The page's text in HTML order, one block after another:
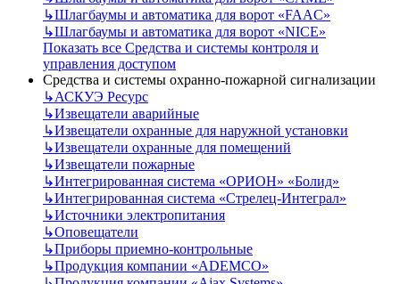
↳Шлагбаумы и автоматика для ворот «FAAC»
↳Шлагбаумы и автоматика для ворот «NICE»
Показать все Средства и системы контроля и
управления доступом
Средства и системы охранно-пожарной сигнализации
↳АСКУЭ Ресурс
↳Извещатели аварийные
↳Извещатели охранные для наружной установки
↳Извещатели охранные для помещений
↳Извещатели пожарные
↳Интегрированная система «ОРИОН» «Болид»
↳Интегрированная система «Стрелец-Интеграл»
↳Источники электропитания
↳Оповещатели
↳Приборы приемно-контрольные
↳Продукция компании «ADEMCO»